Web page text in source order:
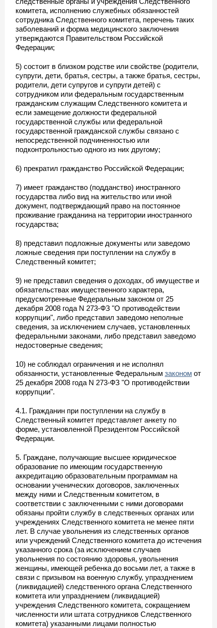
комитета, исполнению служебных обязанностей
сотрудника Следственного комитета, перечень таких
заболеваний и форма медицинского заключения
утверждаются Правительством Российской
Федерации;
5) состоит в близком родстве или свойстве (родители,
супруги, дети, братья, сестры, а также братья, сестры,
родители, дети супругов и супруги детей) с
сотрудником или федеральным государственным
гражданским служащим Следственного комитета и
если замещение должности федеральной
государственной службы или федеральной
государственной гражданской службы связано с
непосредственной подчиненностью или
подконтрольностью одного из них другому;
6) прекратил гражданство Российской Федерации;
7) имеет гражданство (подданство) иностранного
государства либо вид на жительство или иной
документ, подтверждающий право на постоянное
проживание гражданина на территории иностранного
государства;
8) представил подложные документы или заведомо
ложные сведения при поступлении на службу в
Следственный комитет;
9) не представил сведения о доходах, об имуществе и
обязательствах имущественного характера,
предусмотренные Федеральным законом от 25
декабря 2008 года N 273-ФЗ "О противодействии
коррупции", либо представил заведомо неполные
сведения, за исключением случаев, установленных
федеральными законами, либо представил заведомо
недостоверные сведения;
10) не соблюдал ограничения и не исполнял
обязанности, установленные Федеральным законом от
25 декабря 2008 года N 273-ФЗ "О противодействии
коррупции".
4.1. Гражданин при поступлении на службу в
Следственный комитет представляет анкету по
форме, установленной Президентом Российской
Федерации.
5. Граждане, получающие высшее юридическое
образование по имеющим государственную
аккредитацию образовательным программам на
основании ученических договоров, заключенных
между ними и Следственным комитетом, в
соответствии с заключенными с ними договорами
обязаны пройти службу в следственных органах или
учреждениях Следственного комитета не менее пяти
лет. В случае увольнения из следственных органов
или учреждений Следственного комитета до истечения
указанного срока (за исключением случаев
увольнения по состоянию здоровья, увольнения
женщины, имеющей ребенка до восьми лет, а также в
связи с призывом на военную службу, упразднением
(ликвидацией) следственного органа Следственного
комитета или упразднением (ликвидацией)
учреждения Следственного комитета, сокращением
численности или штата сотрудников Следственного
комитета) указанными лицами полностью